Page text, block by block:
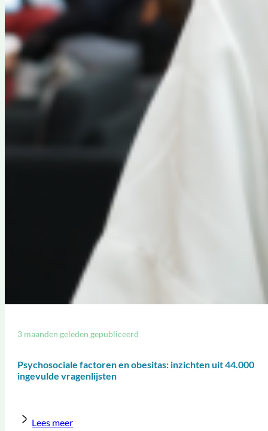
Psychosociale factoren en obesitas: inzichten uit 44.000
ingevulde vragenlijsten
3 maanden geleden gepubliceerd
Lees meer